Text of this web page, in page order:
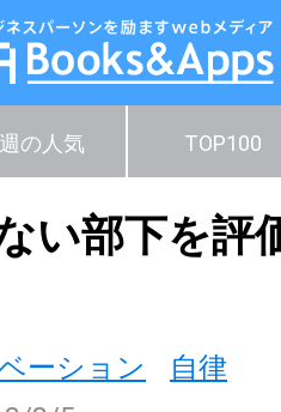
の人気 TOP100
い部下を評
ーション
自律